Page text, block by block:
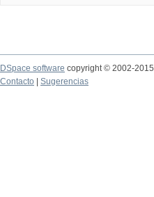
DSpace software copyright © 2002-2015
Contacto
Sugerencias